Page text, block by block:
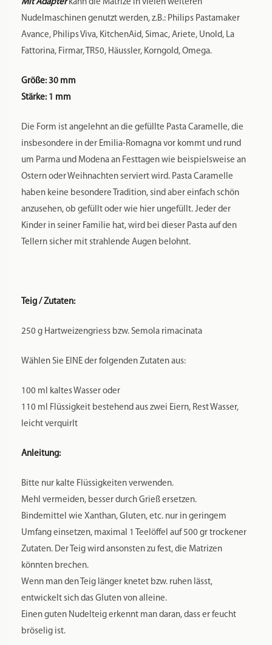
Mit Adapterkann die Matrize in vielen weiteren
Nudelmaschinen genutzt werden, z.B.: Philips Pastamaker
Avance, Philips Viva, KitchenAid, Simac, Ariete, Unold, La
Fattorina, Firmar, TR50, Häussler, Korngold, Omega.
Größe: 30 mm
Stärke: 1 mm
Die Form ist angelehnt an die gefüllte Pasta Caramelle, die
insbesondere in der Emilia-Romagna vor kommt und rund
um Parma und Modena an Festtagen wie beispielsweise an
Ostern oder Weihnachten serviert wird. Pasta Caramelle
haben keine besondere Tradition, sind aber einfach schön
anzusehen, ob gefüllt oder wie hier ungefüllt. Jeder der
Kinder in seiner Familie hat, wird bei dieser Pasta auf den
Tellern sicher mit strahlende Augen belohnt.
Teig / Zutaten:
250 g Hartweizengriess bzw. Semola rimacinata
Wählen Sie EINE der folgenden Zutaten aus:
100 ml kaltes Wasser oder
110 ml Flüssigkeit bestehend aus zwei Eiern, Rest Wasser,
leicht verquirlt
Anleitung:
Bitte nur kalte Flüssigkeiten verwenden.
Mehl vermeiden, besser durch Grieß ersetzen.
Bindemittel wie Xanthan, Gluten, etc. nur in geringem
Umfang einsetzen, maximal 1 Teelöffel auf 500 gr trockener
Zutaten. Der Teig wird ansonsten zu fest, die Matrizen
könnten brechen.
Wenn man den Teig länger knetet bzw. ruhen lässt,
entwickelt sich das Gluten von alleine.
Einen guten Nudelteig erkennt man daran, dass er feucht
bröselig ist.